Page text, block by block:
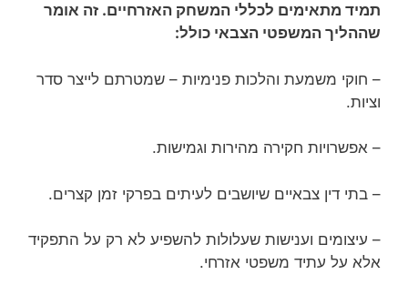
תמיד מתאימים לכללי המשחק האזרחיים. זה אומר
שההליך המשפטי הצבאי כולל:
– חוקי משמעת והלכות פנימיות – שמטרתם לייצר סדר
וציות.
– אפשרויות חקירה מהירות וגמישות.
– בתי דין צבאיים שיושבים לעיתים בפרקי זמן קצרים.
– עיצומים וענישות שעלולות להשפיע לא רק על התפקיד
אלא על עתיד משפטי אזרחי.